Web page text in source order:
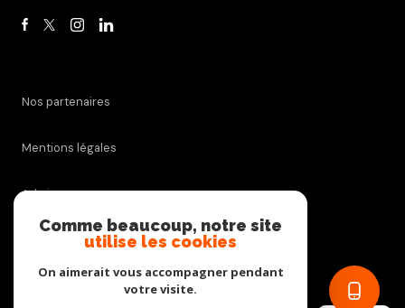
Nos partenaires
Mentions légales
Admin
Nos honoraires
Comme beaucoup, notre site
utilise les cookies
On aimerait vous accompagner pendant
votre visite.